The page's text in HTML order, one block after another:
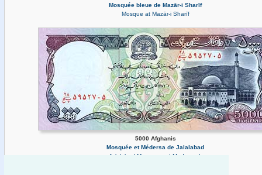
Mosquée bleue de Mazār-i Sharīf
Mosque at Mazār-i Sharīf
5000 Afghanis
Mosquée et Médersa de Jalalabad
Jalalabad Mosque and Madrassah